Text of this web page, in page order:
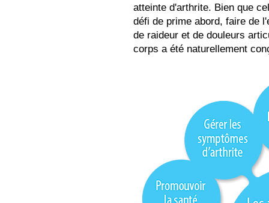
atteinte d'arthrite. Bien que
défi de prime abord, faire de
de raideur et de douleurs
corps a été naturellement